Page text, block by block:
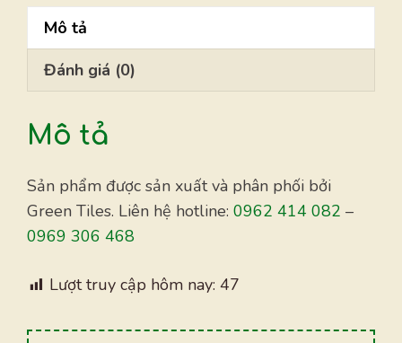
24
Mô tả
Đánh giá (0)
Mô tả
Sản phẩm được sản xuất và phân phối bởi
Green Tiles. Liên hệ hotline: 0962 414 082 –
0969 306 468
Lượt truy cập hôm nay: 47